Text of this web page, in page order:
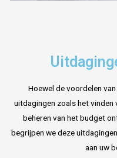
Hoewel de voordelen
uitdagingen zoals het
beheren van het budget
begrijpen we deze
aan uw